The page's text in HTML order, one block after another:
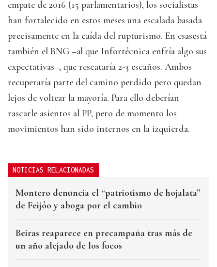
empate de 2016 (15 parlamentarios), los socialistas
han fortalecido en estos meses una escalada basada
precisamente en la caída del rupturismo. En esasestá
también el BNG –al que Infortécnica enfría algo sus
expectativas–, que rescataría 2-3 escaños. Ambos
recuperaría parte del camino perdido pero quedan
lejos de voltear la mayoría. Para ello deberían
rascarle asientos al PP, pero de momento los
movimientos han sido internos en la izquierda.
NOTICIAS RELACIONADAS
Montero denuncia el “patriotismo de hojalata”
de Feijóo y aboga por el cambio
Beiras reaparece en precampaña tras más de
un año alejado de los focos